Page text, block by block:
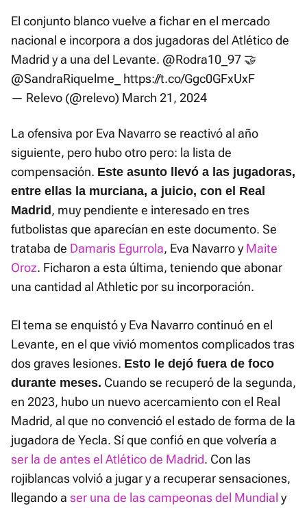
El conjunto blanco vuelve a fichar en el mercado
nacional e incorpora a dos jugadoras del Atlético de
Madrid y a una del Levante. @Rodra10_97 🤝
@SandraRiquelme_
https://t.co/Ggc0GFxUxF
— Relevo (@relevo) March 21, 2024
La ofensiva por Eva Navarro se reactivó al año
siguiente, pero hubo otro pero: la lista de
compensación. Este asunto llevó a las jugadoras,
entre ellas la murciana, a juicio, con el Real
Madrid , muy pendiente e interesado en tres
futbolistas que aparecían en este documento. Se
trataba de Damaris Egurrola, Eva Navarro y Maite
Oroz. Ficharon a esta última, teniendo que abonar
una cantidad al Athletic por su incorporación.
El tema se enquistó y Eva Navarro continuó en el
Levante, en el que vivió momentos complicados tras
dos graves lesiones. Esto le dejó fuera de foco
durante meses. Cuando se recuperó de la segunda,
en 2023, hubo un nuevo acercamiento con el Real
Madrid, al que no convenció el estado de forma de la
jugadora de Yecla. Sí que confió en que volvería a
ser la de antes el Atlético de Madrid. Con las
rojiblancas volvió a jugar y a recuperar sensaciones,
llegando a ser una de las campeonas del Mundial y